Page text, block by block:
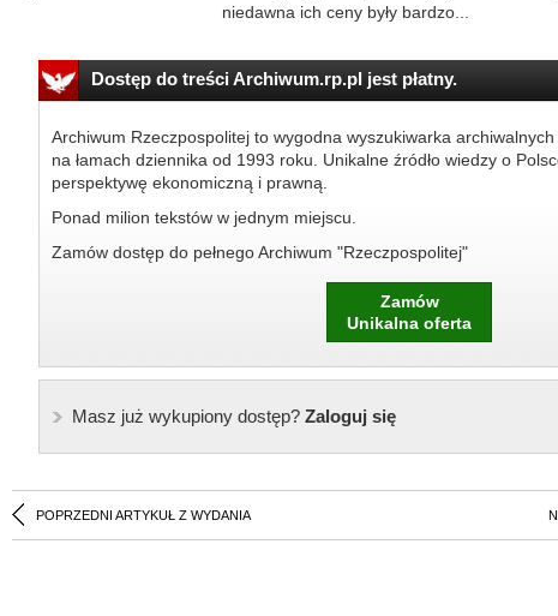
niedawna ich ceny były bardzo...
Dostęp do treści Archiwum.rp.pl jest płatny.
Archiwum Rzeczpospolitej to wygodna wyszukiwarka
na łamach dziennika od 1993 roku. Unikalne źródło wiedzy o
perspektywę ekonomiczną i prawną.
Ponad milion tekstów w jednym miejscu.
Zamów dostęp do pełnego Archiwum "Rzeczpospolitej"
Zamów
Unikalna oferta
Masz już wykupiony dostęp?Zaloguj się
POPRZEDNI ARTYKUŁ Z WYDANIA